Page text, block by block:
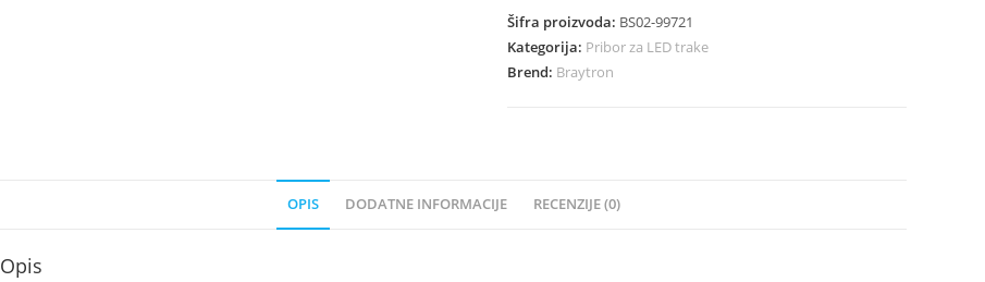
Šifra proizvoda: BS02-99721
Kategorija: Pribor za LED trake
Brend: Braytron
OPIS DODATNE INFORMACIJE RECENZIJE (0)
Opis